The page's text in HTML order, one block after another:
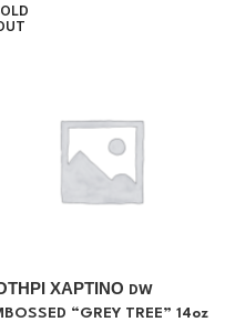
ΧΑΡΤΙΝΟ DW
“GREY TREE” 14oz